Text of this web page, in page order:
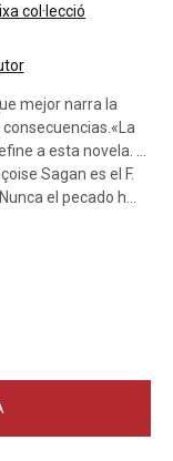
col·lecció
mejor narra la
a esta novela. …
Sagan es el F.
el pecado h...